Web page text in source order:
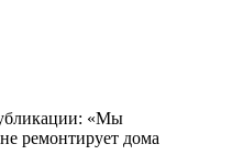
«Мы
ремонтирует дома